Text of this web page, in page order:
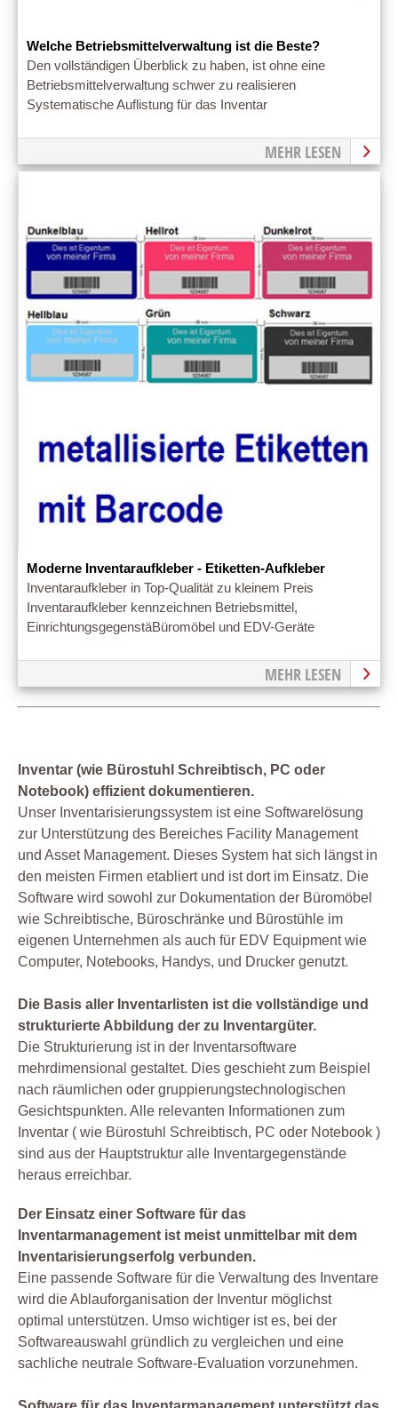
Welche Betriebsmittelverwaltung ist die Beste?
Den vollständigen Überblick zu haben, ist ohne eine
Betriebsmittelverwaltung schwer zu realisieren
Systematische Auflistung für das Inventar
MEHR LESEN
Moderne Inventaraufkleber - Etiketten-Aufkleber
Inventaraufkleber in Top-Qualität zu kleinem Preis
Inventaraufkleber kennzeichnen Betriebsmittel,
EinrichtungsgegenstäBüromöbel und EDV-Geräte
MEHR LESEN
Inventar (wie Bürostuhl Schreibtisch, PC oder
Notebook) effizient dokumentieren.
Unser Inventarisierungssystem ist eine Softwarelösung
zur Unterstützung des Bereiches Facility Management
und Asset Management. Dieses System hat sich längst in
den meisten Firmen etabliert und ist dort im Einsatz. Die
Software wird sowohl zur Dokumentation der Büromöbel
wie Schreibtische, Büroschränke und Bürostühle im
eigenen Unternehmen als auch für EDV Equipment wie
Computer, Notebooks, Handys, und Drucker genutzt.
Die Basis aller Inventarlisten ist die vollständige und
strukturierte Abbildung der zu Inventargüter.
Die Strukturierung ist in der Inventarsoftware
mehrdimensional gestaltet. Dies geschieht zum Beispiel
nach räumlichen oder gruppierungstechnologischen
Gesichtspunkten. Alle relevanten Informationen zum
Inventar ( wie Bürostuhl Schreibtisch, PC oder Notebook )
sind aus der Hauptstruktur alle Inventargegenstände
heraus erreichbar.
Der Einsatz einer Software für das
Inventarmanagement ist meist unmittelbar mit dem
Inventarisierungserfolg verbunden.
Eine passende Software für die Verwaltung des Inventare
wird die Ablauforganisation der Inventur möglichst
optimal unterstützen. Umso wichtiger ist es, bei der
Softwareauswahl gründlich zu vergleichen und eine
sachliche neutrale Software-Evaluation vorzunehmen.